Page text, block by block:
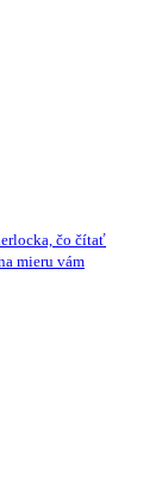
čo čítať
mieru vám